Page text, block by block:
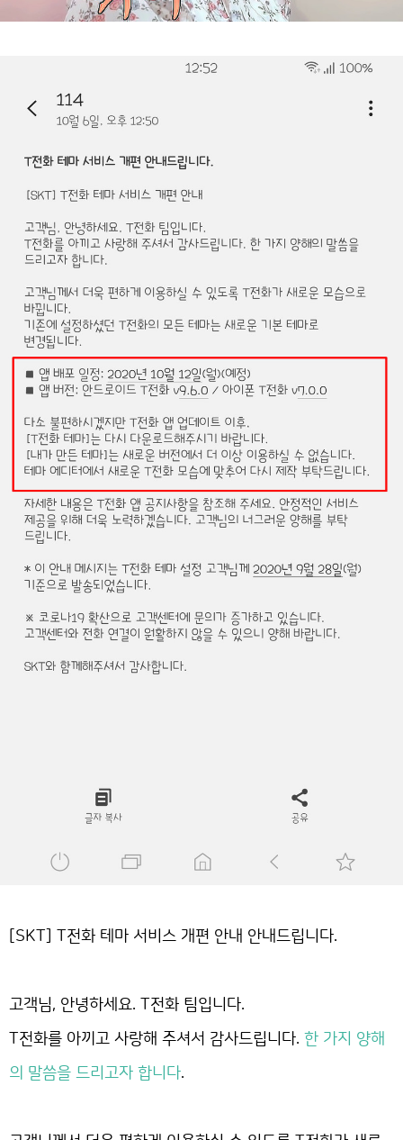
[SKT] T전화 테마 서비스 개편 안내 안내드립니다.
고객님, 안녕하세요. T전화 팀입니다.
T전화를 아끼고 사랑해 주셔서 감사드립니다. 한 가지 양해
의 말씀을 드리고자 합니다.